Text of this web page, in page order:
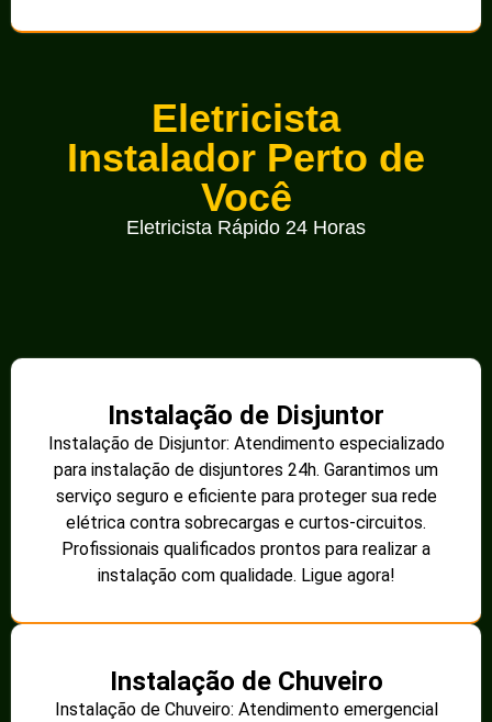
Eletricista
Instalador Perto de
Você
Eletricista Rápido 24 Horas
Instalação de Disjuntor
Instalação de Disjuntor: Atendimento especializado
para instalação de disjuntores 24h. Garantimos um
serviço seguro e eficiente para proteger sua rede
elétrica contra sobrecargas e curtos-circuitos.
Profissionais qualificados prontos para realizar a
instalação com qualidade. Ligue agora!
Instalação de Chuveiro
Instalação de Chuveiro: Atendimento emergencial